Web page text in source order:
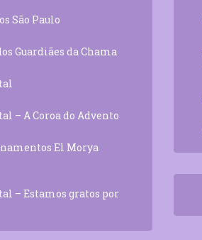
São Paulo
Guardiães da Chama
– A Coroa do Advento
El Morya
– Estamos gratos por